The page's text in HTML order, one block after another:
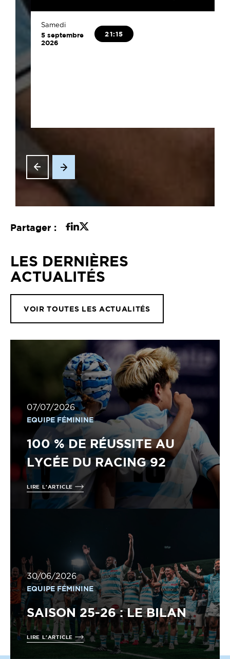
Samedi
5 septembre
2026
21:15
Partager :
LES DERNIÈRES
ACTUALITÉS
VOIR TOUTES LES ACTUALITÉS
07/07/2026
EQUIPE FÉMININE
100 % DE RÉUSSITE AU
LYCÉE DU RACING 92
LIRE L'ARTICLE
30/06/2026
EQUIPE FÉMININE
SAISON 25-26 : LE BILAN
LIRE L'ARTICLE